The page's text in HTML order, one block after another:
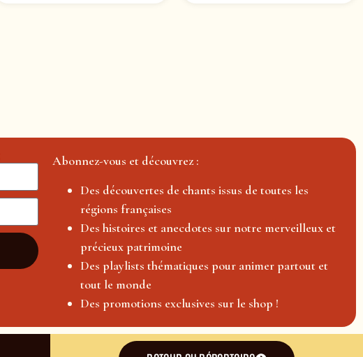
Abonnez-vous et découvrez :
Des découvertes de chants issus de toutes les
régions françaises
Des histoires et anecdotes sur notre merveilleux et
précieux patrimoine
Des playlists thématiques pour animer partout et
tout le monde
Des promotions exclusives sur le shop !